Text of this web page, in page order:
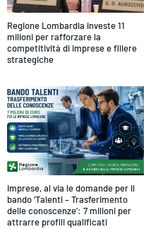
Regione Lombardia investe 11
milioni per rafforzare la
competitività di imprese e filiere
strategiche
Imprese, al via le domande per il
bando ‘Talenti – Trasferimento
delle conoscenze’: 7 milioni per
attrarre profili qualificati